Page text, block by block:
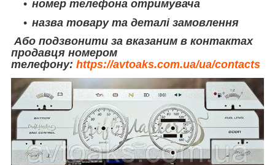
номер телефона отримувача
назва товару та деталі замовлення
Або подзвонити за вказаним в контактах
продавця номером
телефону: https://avtoaks.com.ua/ua/contacts